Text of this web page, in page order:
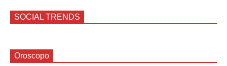
SOCIAL TRENDS
Oroscopo